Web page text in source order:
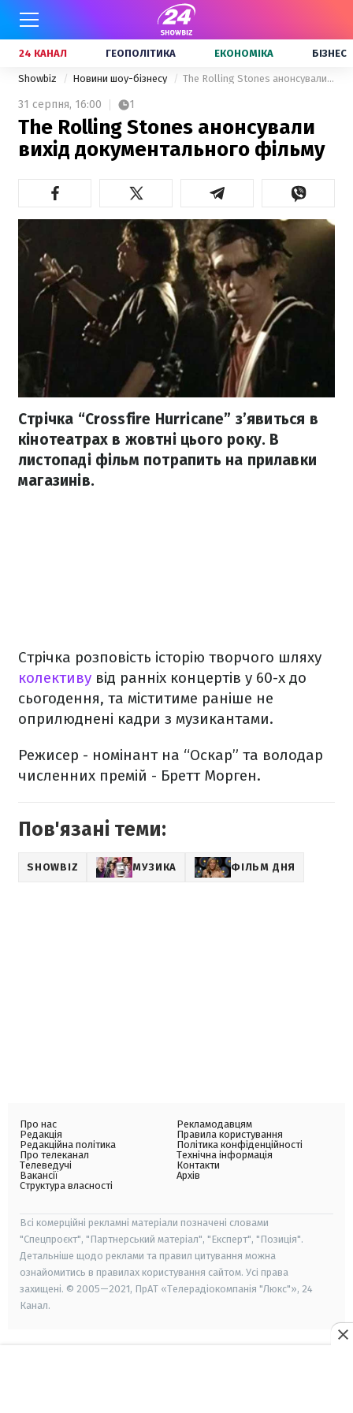
24 КАНАЛ ГЕОПОЛІТИКА ЕКОНОМІКА БІЗНЕС
Showbiz Новини шоу-бізнесу The Rolling Stones анонсували вихід документального фільму
31 серпня, 16:00 1
The Rolling Stones анонсували
вихід документального фільму
Стрічка “Crossfire Hurricane” з’явиться в
кінотеатрах в жовтні цього року. В
листопаді фільм потрапить на прилавки
магазинів.
Стрічка розповість історію творчого шляху
колективу від ранніх концертів у 60-х до
сьогодення, та міститиме раніше не
оприлюднені кадри з музикантами.
Режисер - номінант на “Оскар” та володар
численних премій - Бретт Морген.
Пов'язані теми:
SHOWBIZ МУЗИКА ФІЛЬМ ДНЯ
Про нас
Редакція
Редакційна політика
Про телеканал
Телеведучі
Вакансії
Структура власності
Рекламодавцям
Правила користування
Політика конфіденційності
Технічна інформація
Контакти
Архів
Всі комерційні рекламні матеріали позначені словами
"Спецпроєкт", "Партнерський матеріал", "Експерт", "Позиція".
Детальніше щодо реклами та правил цитування можна
ознайомитись в правилах користування сайтом. Усі права
захищені. © 2005—2021, ПрАТ «Телерадіокомпанія "Люкс"», 24
Канал.